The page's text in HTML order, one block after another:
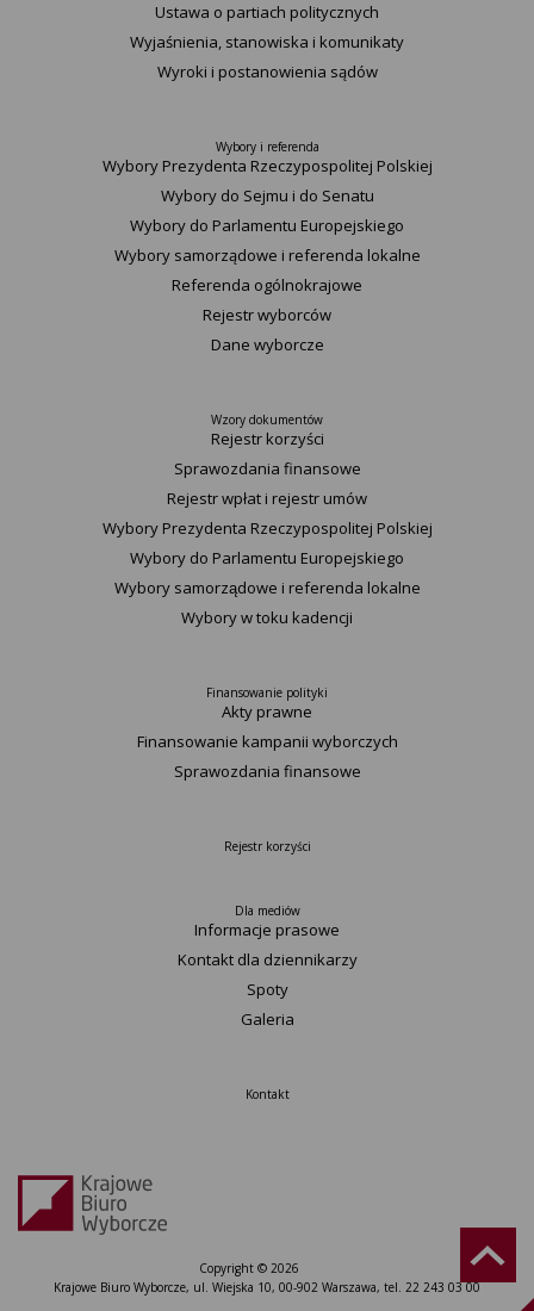
Ustawa o partiach politycznych
Wyjaśnienia, stanowiska i komunikaty
Wyroki i postanowienia sądów
Wybory i referenda
Wybory Prezydenta Rzeczypospolitej Polskiej
Wybory do Sejmu i do Senatu
Wybory do Parlamentu Europejskiego
Wybory samorządowe i referenda lokalne
Referenda ogólnokrajowe
Rejestr wyborców
Dane wyborcze
Wzory dokumentów
Rejestr korzyści
Sprawozdania finansowe
Rejestr wpłat i rejestr umów
Wybory Prezydenta Rzeczypospolitej Polskiej
Wybory do Parlamentu Europejskiego
Wybory samorządowe i referenda lokalne
Wybory w toku kadencji
Finansowanie polityki
Akty prawne
Finansowanie kampanii wyborczych
Sprawozdania finansowe
Rejestr korzyści
Dla mediów
Informacje prasowe
Kontakt dla dziennikarzy
Spoty
Galeria
Kontakt
Copyright © 2026
Krajowe Biuro Wyborcze, ul. Wiejska 10, 00-902 Warszawa, tel. 22 243 03 00